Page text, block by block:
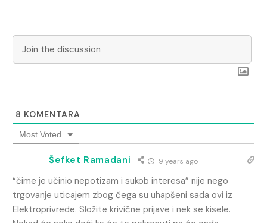
8 KOMENTARA
Most Voted
Šefket Ramadani 9 years ago
“čime je učinio nepotizam i sukob interesa” nije nego
trgovanje uticajem zbog čega su uhapšeni sada ovi iz
Elektroprivrede. Složite krivične prijave i nek se kisele.